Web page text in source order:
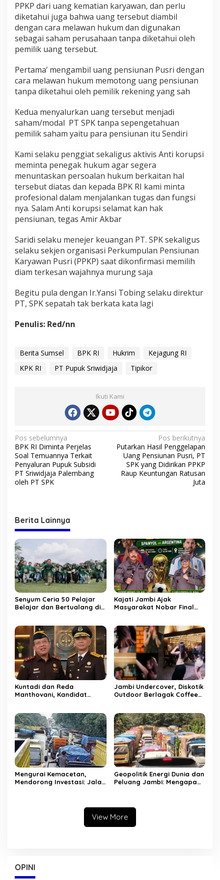
PPKP dari uang kematian karyawan, dan perlu
diketahui juga bahwa uang tersebut diambil
dengan cara melawan hukum dan digunakan
sebagai saham perusahaan tanpa diketahui oleh
pemilik uang tersebut.
Pertama’ mengambil uang pensiunan Pusri dengan
cara melawan hukum memotong uang pensiunan
tanpa diketahui oleh pemilik rekening yang sah
Kedua menyalurkan uang tersebut menjadi
saham/modal PT SPK tanpa sepengetahuan
pemilik saham yaitu para pensiunan itu Sendiri
Kami selaku penggiat sekaligus aktivis Anti korupsi
meminta penegak hukum agar segera
menuntaskan persoalan hukum berkaitan hal
tersebut diatas dan kepada BPK RI kami minta
profesional dalam menjalankan tugas dan fungsi
nya. Salam Anti korupsi selamat kan hak
pensiunan, tegas Amir Akbar
Saridi selaku menejer keuangan PT. SPK sekaligus
selaku sekjen organisasi Perkumpulan Pensiunan
Karyawan Pusri (PPKP) saat dikonfirmasi memilih
diam terkesan wajahnya murung saja
Begitu pula dengan Ir.Yansi Tobing selaku direktur
PT, SPK sepatah tak berkata kata lagi
Penulis: Red/nn
Berita Sumsel BPK RI Hukrim
Kejagung RI
KPK RI
PT Pupuk Sriwidjaja Tipikor
Ikuti Kami
N
a
v
i
s
i
p
o
s
Pos sebelumnya
BPK RI Diminta Perjelas
Soal Temuannya Terkait
Penyaluran Pupuk Subsidi
PT Sriwidjaja Palembang
oleh PT SPK
Pos berikutnya
Putarkan Hasil Penggelapan
Uang Pensiunan Pusri, PT
SPK yang Didirikan PPKP
Raup Keuntungan Ratusan
Juta
Berita Lainnya
Senyum Ceria 50 Pelajar
Belajar dan Bertualang di
Kajati Jambi Ajak
Masyarakat Nobar Final
Lho”
Kuntadi dan Reda
Manthovani, Kandidat
Adhyaksa
Jambi Undercover, Diskotik
Outdoor Berlagak Coffee
Mengurai Kemacetan,
Mendorong Investasi: Jalan
Geopolitik Energi Dunia dan
Peluang Jambi: Mengapa
View More
OPINI